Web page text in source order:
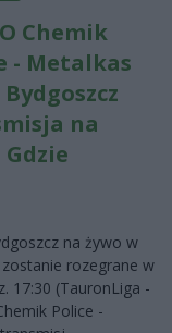
Chemik
- Metalkas
Bydgoszcz
na
Gdzie
na żywo w
rozegrane w
17:30 (TauronLiga -
Police -